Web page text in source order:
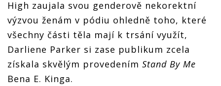
High zaujala svou genderově nekorektní
výzvou ženám v pódiu ohledně toho, které
všechny části těla mají k trsání využít,
Darliene Parker si zase publikum zcela
získala skvělým provedením Stand By Me
Bena E. Kinga.